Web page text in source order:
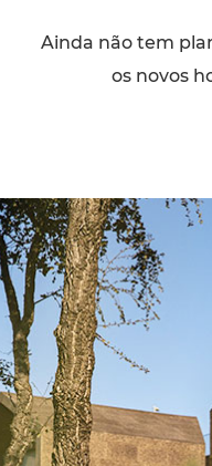
Ainda não tem
os novos